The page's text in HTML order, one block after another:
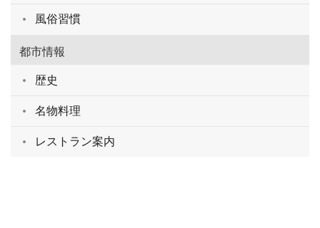
風俗習慣
都市情報
歴史
名物料理
レストラン案内